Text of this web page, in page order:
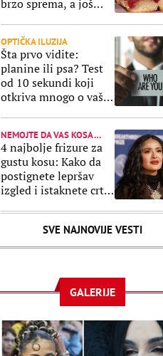
brzo sprema, a još
OPTIČKA ILUZIJA
Šta prvo vidite:
planine ili psa? Test
od 10 sekundi koji
otkriva mnogo o vašoj
NEMOJTE DA VAS KOSA "POJEDE"
4 najbolje frizure za
gustu kosu: Kako da
postignete lepršav
izgled i istaknete crte
SVE NAJNOVIJE VESTI
GALERIJE